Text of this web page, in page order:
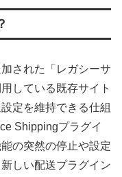
された「レガシーサ
している既存サイト
定を維持できる仕組
Shippingプラグイ
の突然の停止や設定
しい配送プラグイン